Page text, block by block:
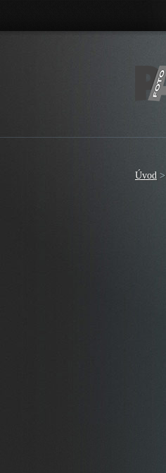
Úvod >